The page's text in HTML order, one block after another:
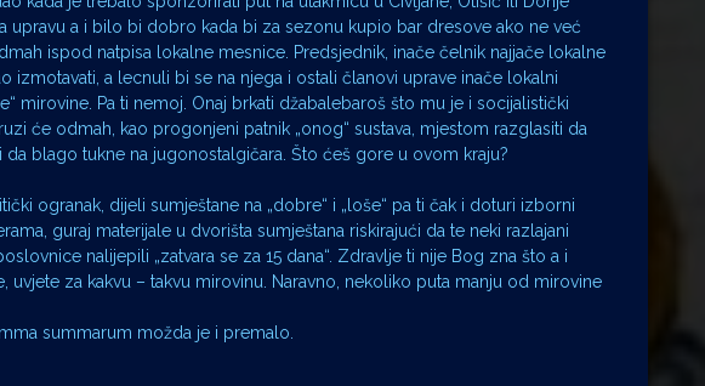
upravu a i bilo bi dobro kada bi za sezonu kupio bar dresove ako ne već
ispod natpisa lokalne mesnice. Predsjednik, inače čelnik najjače lokalne
a lecnuli bi se na njega i ostali članovi uprave inače lokalni
mirovine. Pa ti nemoj. Onaj brkati džabalebaroš što mu je i socijalistički
će odmah, kao progonjeni patnik „onog“ sustava, mjestom razglasiti da
blago tukne na jugonostalgičara. Što ćeš gore u ovom kraju?
ogranak, dijeli sumještane na „dobre“ i „loše“ pa ti čak i doturi izborni
guraj materijale u dvorišta sumještana riskirajući da te neki razlajani
nalijepili „zatvara se za 15 dana“. Zdravlje ti nije Bog zna što a i
uvjete za kakvu – takvu mirovinu. Naravno, nekoliko puta manju od mirovine
summarum možda je i premalo.